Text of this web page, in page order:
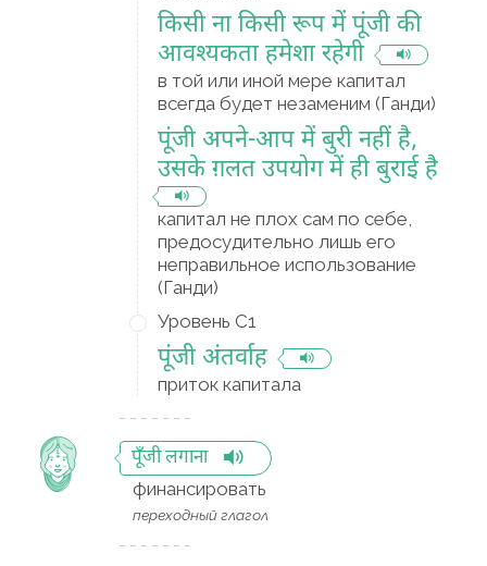
किसी ना किसी रूप में पूंजी की
आवश्यकता हमेशा रहेगी
в той или иной мере капитал
всегда будет незаменим (Ганди)
पूंजी अपने-आप में बुरी नहीं है,
उसके ग़लत उपयोग में ही बुराई है
капитал не плох сам по себе,
предосудительно лишь его
неправильное использование
(Ганди)
Уровень C1
पूंजी अंतर्वाह
приток капитала
पूँजी लगाना
финансировать
переходный глагол